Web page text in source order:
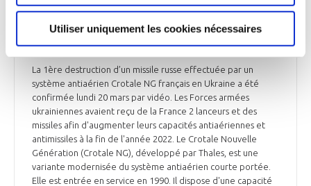
Utiliser uniquement les cookies nécessaires
UKRAINE
Un Crotale NG français en Ukraine effectue sa
1ère interception d'un missile russe
La 1ère destruction d’un missile russe effectuée par un
système antiaérien Crotale NG français en Ukraine a été
confirmée lundi 20 mars par vidéo. Les Forces armées
ukrainiennes avaient reçu de la France 2 lanceurs et des
missiles afin d'augmenter leurs capacités antiaériennes et
antimissiles à la fin de l'année 2022. Le Crotale Nouvelle
Génération (Crotale NG), développé par Thales, est une
variante modernisée du système antiaérien courte portée.
Elle est entrée en service en 1990. Il dispose d'une capacité